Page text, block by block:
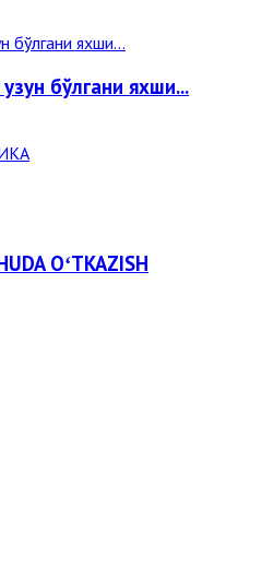
бўлгани яхши...
OʻTKAZISH